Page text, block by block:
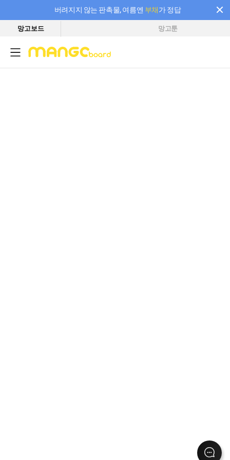
버려지지 않는 판촉물, 여름엔 부채가 정답
필요한 만큼 충전하고 끊김 없이 작업하세요! 새로워진 AI 부스터 요금제
망고보드 망고툰